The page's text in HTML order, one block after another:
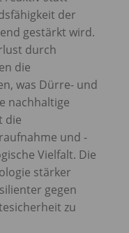
der
gestärkt wird.
durch
die
was Dürre- und
nachhaltige
die
und -
Vielfalt. Die
stärker
gegen
zu